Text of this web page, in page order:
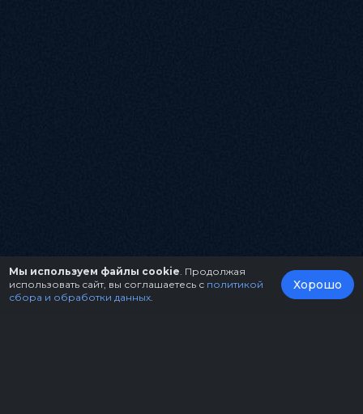
Мы используем файлы cookie . Продолжая
использовать сайт, вы соглашаетесь с политикой
сбора и обработки данных
Хорошо